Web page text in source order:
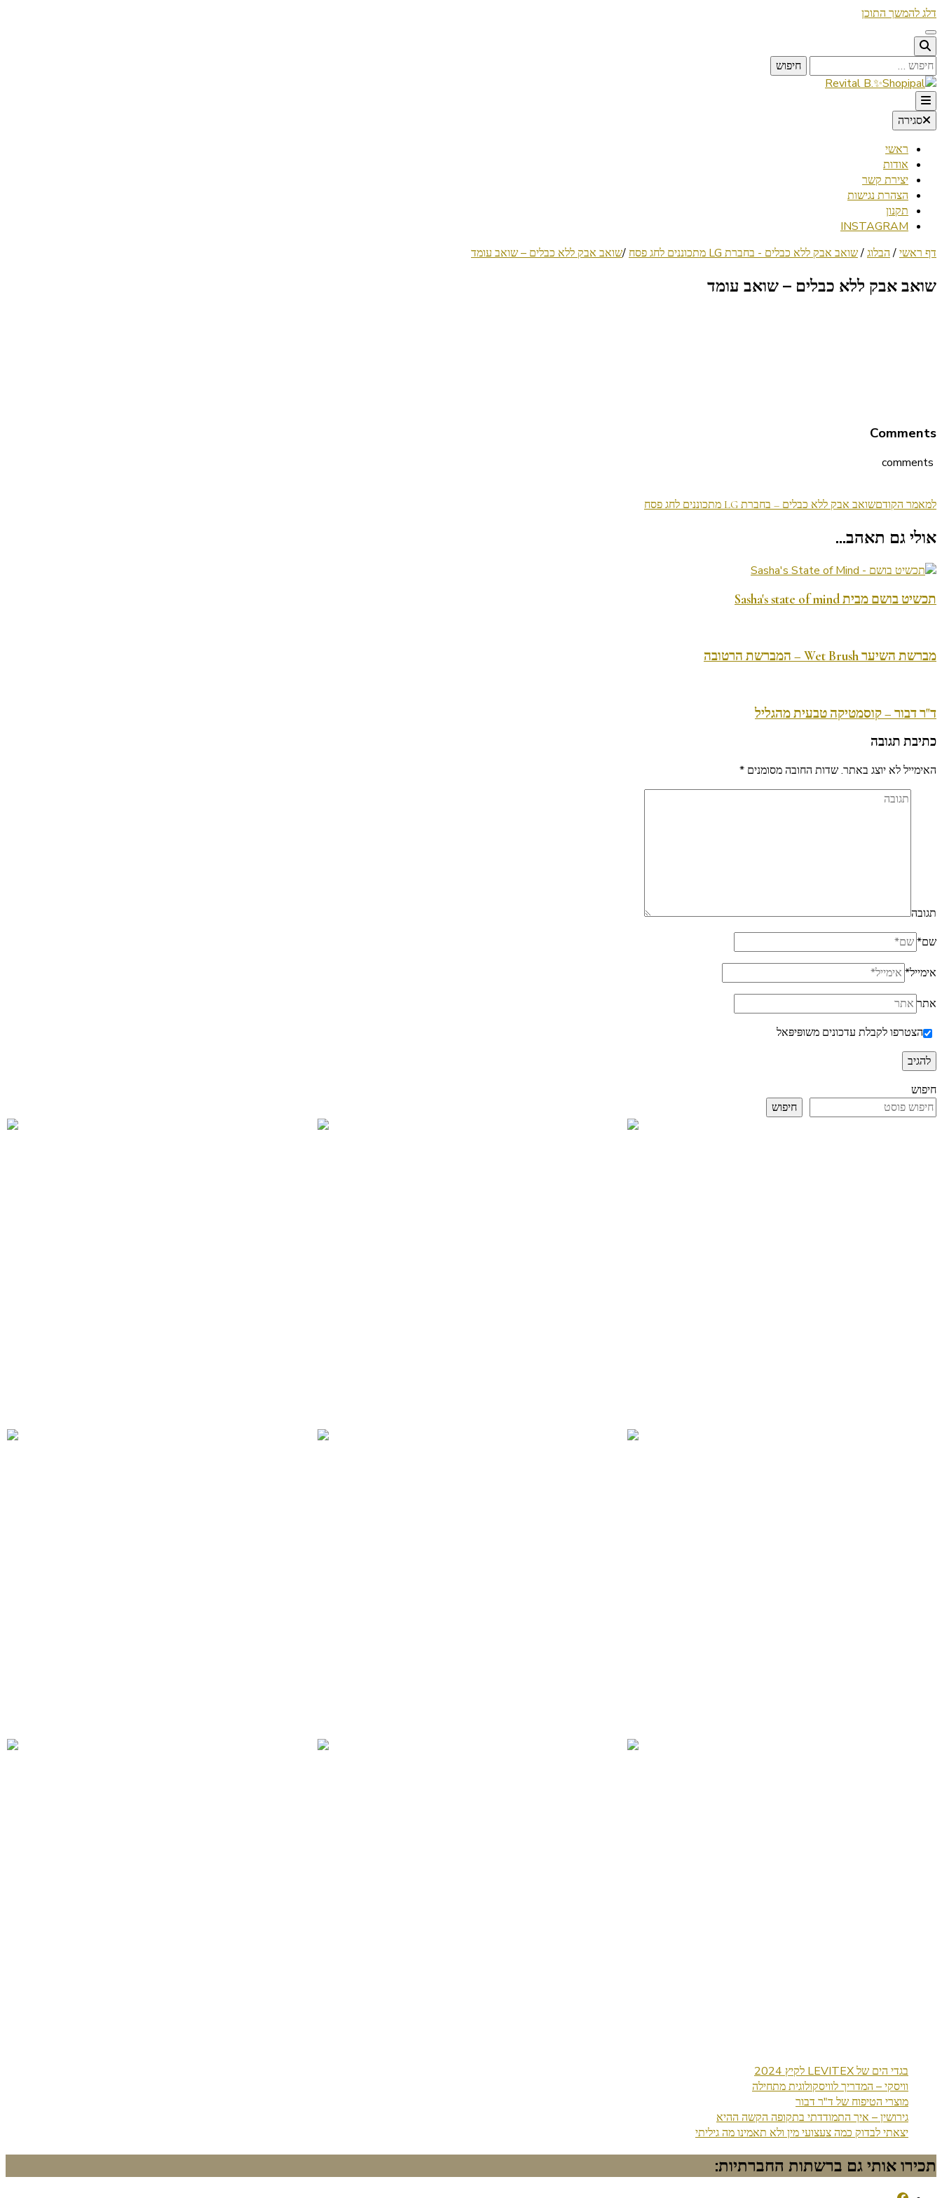
דלג להמשך התוכן
חיפוש:
Revital B.✨Shopipal
Lifestyle ✦ Beauty ✦ Vegan ✦ Travel
סגירה
ראשי
אודות
יצירת קשר
הצהרת נגישות
תקנון
INSTAGRAM
דף ראשי/ הבלוג/שואב אבק ללא כבלים - בחברת LG מתכוננים לחג פסח /שואב אבק ללא כבלים – שואב עומד
שואב אבק ללא כבלים – שואב עומד
Comments
ניווט
בפוסטים
למאמר הקודםשואב אבק ללא כבלים – בחברת LG מתכוננים לחג פסח
אולי גם תאהב...
תכשיט בושם מבית Sasha's state of mind
מברשת השיער Wet Brush – המברשת הרטובה
ד"ר דבור – קוסמטיקה טבעית מהגליל
כתיבת תגובה
האימייל לא יוצג באתר.שדות החובה מסומנים *
תגובה
שם*
אימייל*
אתר
הצטרפו לקבלת עדכונים משופּיפּאל
חיפוש
חיפוש
בגדי הים של LEVITEX לקיץ 2024
וויסקי – המדריך לוויסקולוגית מתחילה
מוצרי הטיפוח של ד"ר דבור
גירושין – איך התמודדתי בתקופה הקשה ההיא
יצאתי לבדוק כמה צעצועי מין ולא תאמינו מה גיליתי
תכירו אותי גם ברשתות החברתיות: